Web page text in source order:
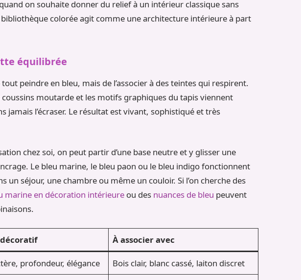
on souhaite donner du relief à un intérieur classique sans
colorée agit comme une architecture intérieure à part
équilibrée
tout peindre en bleu, mais de l’associer à des teintes qui respirent.
coussins moutarde et les motifs graphiques du tapis viennent
jamais l’écraser. Le résultat est vivant, sophistiqué et très
chez soi, on peut partir d’une base neutre et y glisser une
Le bleu marine, le bleu paon ou le bleu indigo fonctionnent
un séjour, une chambre ou même un couloir. Si l’on cherche des
marine en décoration intérieure ou des nuances de bleu peuvent
À associer avec
profondeur, élégance
Bois clair, blanc cassé, laiton discret